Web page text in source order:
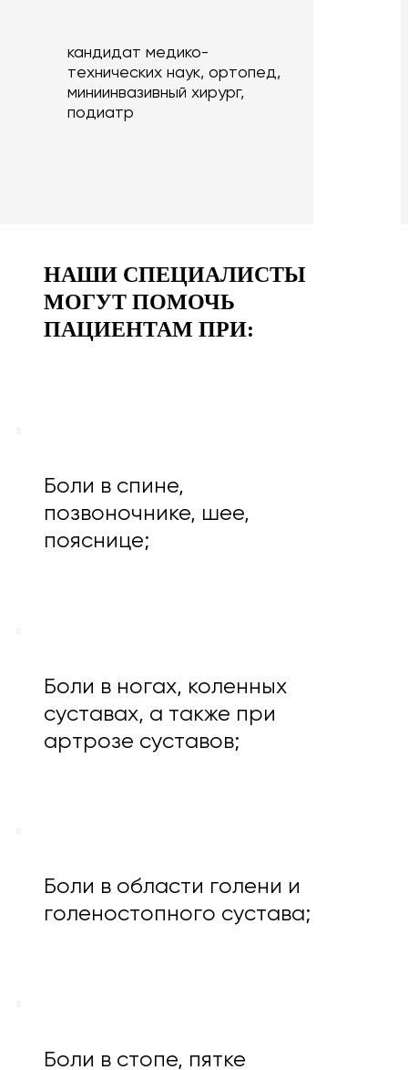
кандидат медико-
технических наук, ортопед,
миниинвазивный хирург,
подиатр
НАШИ СПЕЦИАЛИСТЫ
МОГУТ ПОМОЧЬ
ПАЦИЕНТАМ ПРИ:
Боли в спине,
позвоночнике, шее,
пояснице;
Боли в ногах, коленных
суставах, а также при
артрозе суставов;
Боли в области голени и
голеностопного сустава;
Боли в стопе, пятке